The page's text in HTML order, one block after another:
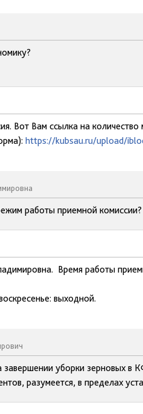
Вот Вам ссылка на
https://kubsau.ru/upload/
работы приемной
Время работы
выходной.
уборки зерновых в
разумеется, в пределах